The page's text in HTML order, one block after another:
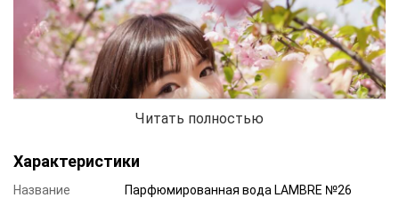
Читать полностью
Характеристики
Название Парфюмированная вода LAMBRE №26